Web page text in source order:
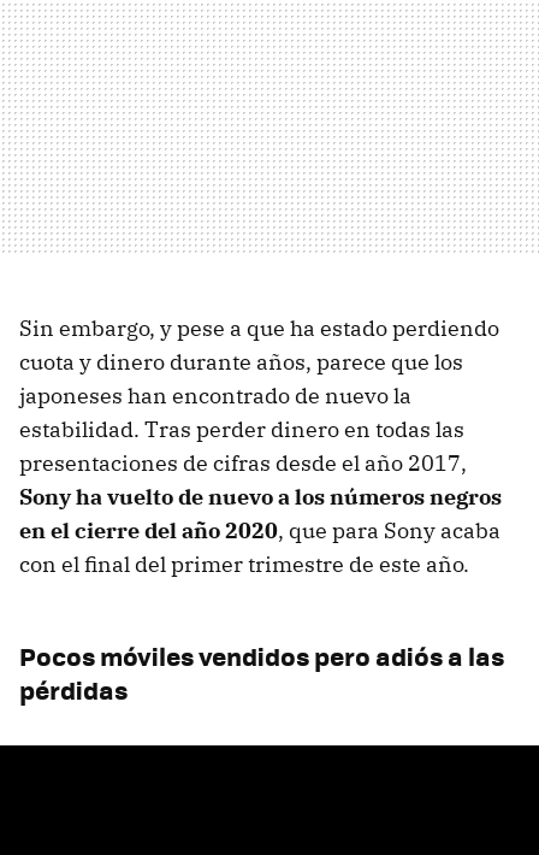
Sin embargo, y pese a que ha estado perdiendo
cuota y dinero durante años, parece que los
japoneses han encontrado de nuevo la
estabilidad. Tras perder dinero en todas las
presentaciones de cifras desde el año 2017,
Sony ha vuelto de nuevo a los números negros
en el cierre del año 2020, que para Sony acaba
con el final del primer trimestre de este año.
Pocos móviles vendidos pero adiós a las
pérdidas